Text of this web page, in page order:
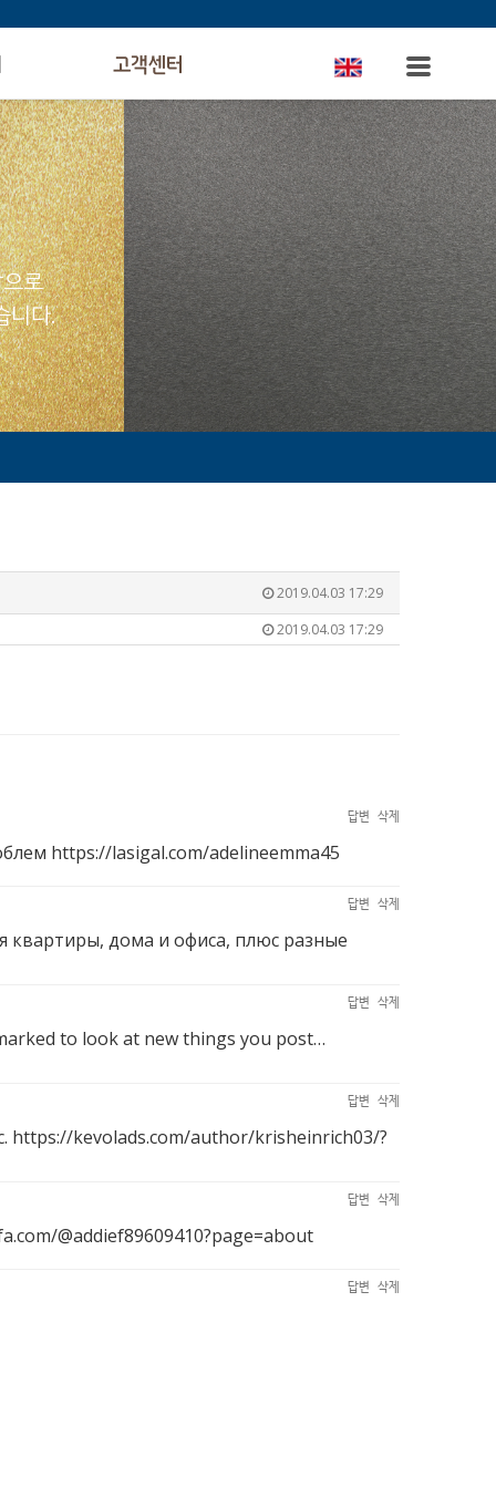
고객센터
로
니다.
2019.04.03 17:29
2019.04.03 17:29
답변 삭제
https://lasigal.com/adelineemma45
답변 삭제
квартиры, дома и офиса, плюс разные
답변 삭제
to look at new things you post…
답변 삭제
https://kevolads.com/author/krisheinrich03/?
답변 삭제
@addief89609410?page=about
답변 삭제